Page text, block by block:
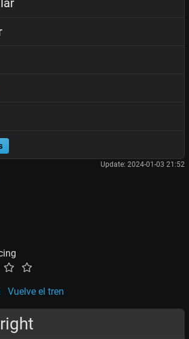
Update: 2024-01-03 21:52
Vuelve el tren